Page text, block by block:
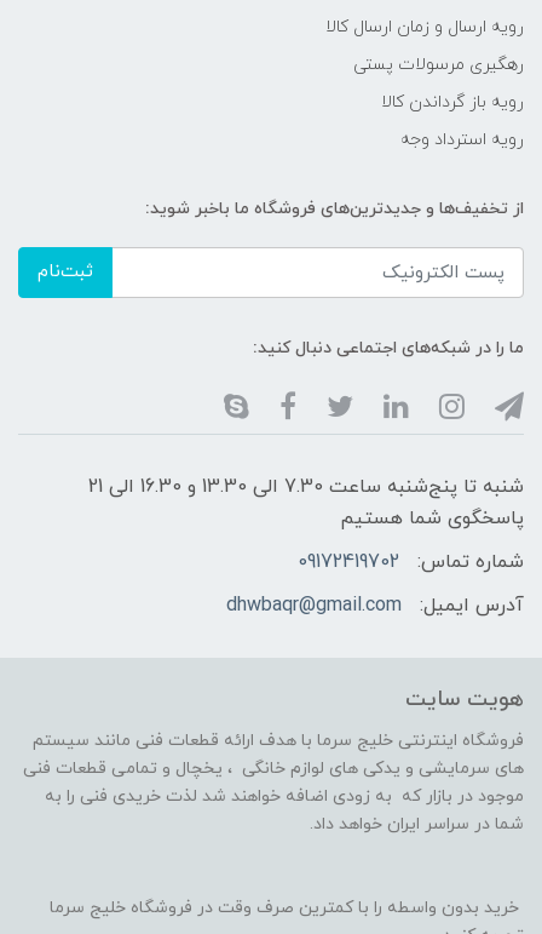
رویه ارسال و زمان ارسال کالا
رهگیری مرسولات پستی
رویه باز گرداندن کالا
رویه استرداد وجه
از تخفیف‌ها و جدیدترین‌های فروشگاه ما باخبر شوید:
ثبت‌نام
ما را در شبکه‌های اجتماعی دنبال کنید:
شنبه تا پنج‌شنبه ساعت 7.30 الی 13.30 و 16.30 الی 21
پاسخگوی شما هستیم
شماره تماس:
09172419702
آدرس ایمیل:
dhwbaqr@gmail.com
هویت سایت
فروشگاه اینترنتی خلیج سرما با هدف ارائه قطعات فنی مانند سیستم
های سرمایشی و یدکی های لوازم خانگی ، یخچال و تمامی قطعات فنی
موجود در بازار که به زودی اضافه خواهند شد لذت خریدی فنی را به
شما در سراسر ایران خواهد داد.
خرید بدون واسطه را با کمترین صرف وقت در فروشگاه خلیج سرما